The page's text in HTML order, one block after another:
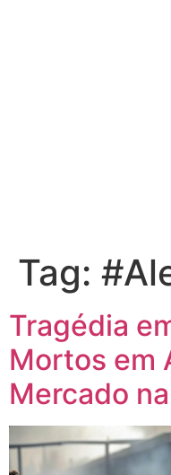
Tag:
Tragédia
Mortos em
Mercado